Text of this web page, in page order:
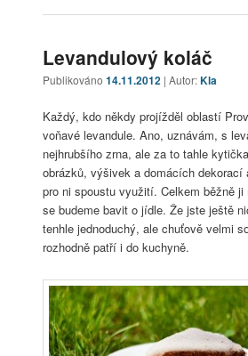
Levandulový koláč
Publikováno 14.11.2012 | Autor:Kla
Každý, kdo někdy projížděl oblastí
voňavé levandule. Ano, uznávám, s
nejhrubšího zrna, ale za to tahle
obrázků, výšivek a domácích
pro ni spoustu využití. Celkem běžně
se budeme bavit o jídle. Že jste ještě
tenhle jednoduchý, ale chuťově velmi
rozhodně patří i do kuchyně.